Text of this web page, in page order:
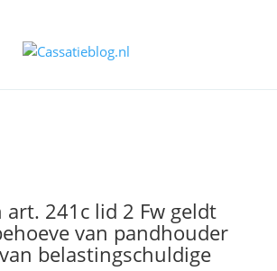
art. 241c lid 2 Fw geldt
van pandhouder
belastingschuldige